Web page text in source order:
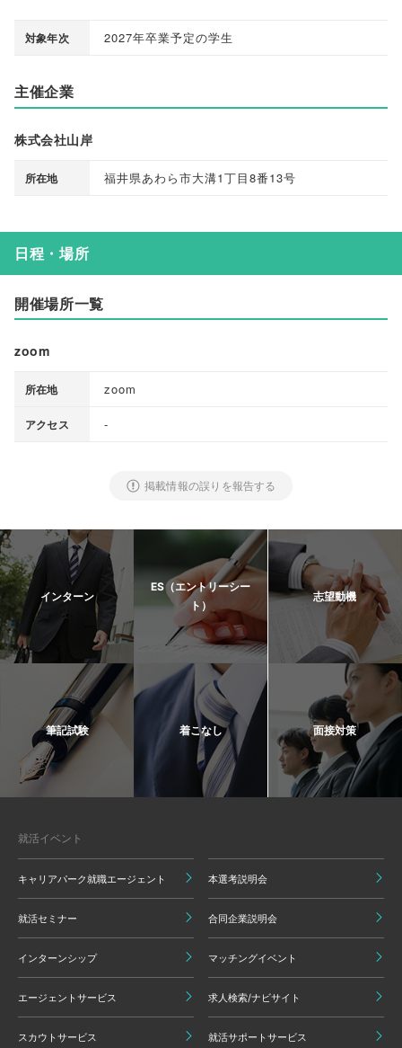
対象年次 2027年卒業予定の学生
主催企業
株式会社山岸
所在地 福井県あわら市大溝1丁目8番13号
日程・場所
開催場所一覧
zoom
所在地 zoom
アクセス -
掲載情報の誤りを報告する
インターン
ES（エントリーシー
ト）
志望動機
筆記試験 着こなし 面接対策
就活イベント
キャリアパーク就職エージェント 本選考説明会
就活セミナー 合同企業説明会
インターンシップ マッチングイベント
エージェントサービス 求人検索/ナビサイト
スカウトサービス 就活サポートサービス